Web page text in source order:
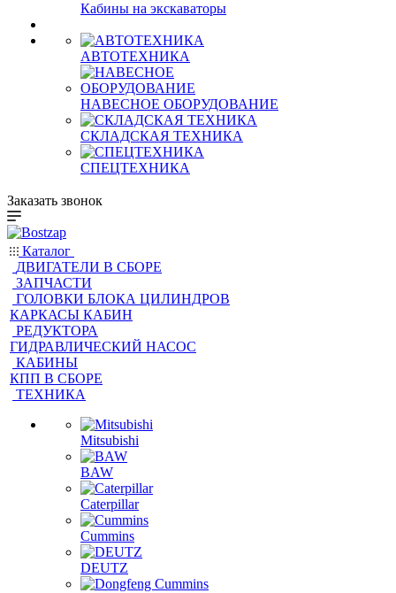
Кабины на экскаваторы
АВТОТЕХНИКА
НАВЕСНОЕ ОБОРУДОВАНИЕ
СКЛАДСКАЯ ТЕХНИКА
СПЕЦТЕХНИКА
Заказать звонок
Каталог
ДВИГАТЕЛИ В СБОРЕ
ЗАПЧАСТИ
ГОЛОВКИ БЛОКА ЦИЛИНДРОВ
КАРКАСЫ КАБИН
РЕДУКТОРА
ГИДРАВЛИЧЕСКИЙ НАСОС
КАБИНЫ
КПП В СБОРЕ
ТЕХНИКА
Mitsubishi
BAW
Caterpillar
Cummins
DEUTZ